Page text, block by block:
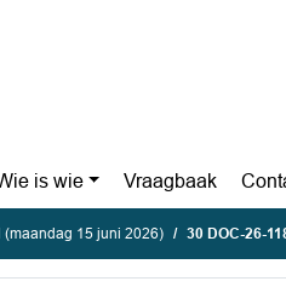
is wie Vraagbaak
(maandag 15 juni 2026) 30 DOC-26-1189497 -